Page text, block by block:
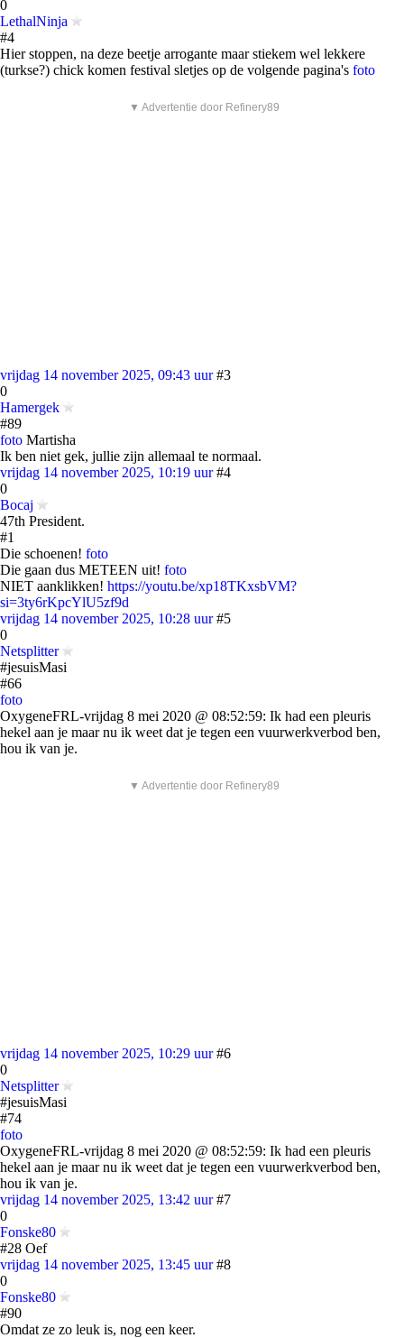
0
LethalNinja
#4
Hier stoppen, na deze beetje arrogante maar stiekem wel lekkere
(turkse?) chick komen festival sletjes op de volgende pagina's foto
▼ Advertentie door Refinery89
vrijdag 14 november 2025, 09:43 uur #3
0
Hamergek
#89
foto Martisha
Ik ben niet gek, jullie zijn allemaal te normaal.
vrijdag 14 november 2025, 10:19 uur #4
0
Bocaj
47th President.
#1
Die schoenen! foto
Die gaan dus METEEN uit! foto
NIET aanklikken! https://youtu.be/xp18TKxsbVM?
si=3ty6rKpcYlU5zf9d
vrijdag 14 november 2025, 10:28 uur #5
0
Netsplitter
#jesuisMasi
#66
foto
OxygeneFRL-vrijdag 8 mei 2020 @ 08:52:59: Ik had een pleuris
hekel aan je maar nu ik weet dat je tegen een vuurwerkverbod ben,
hou ik van je.
▼ Advertentie door Refinery89
vrijdag 14 november 2025, 10:29 uur #6
0
Netsplitter
#jesuisMasi
#74
foto
OxygeneFRL-vrijdag 8 mei 2020 @ 08:52:59: Ik had een pleuris
hekel aan je maar nu ik weet dat je tegen een vuurwerkverbod ben,
hou ik van je.
vrijdag 14 november 2025, 13:42 uur #7
0
Fonske80
#28 Oef
vrijdag 14 november 2025, 13:45 uur #8
0
Fonske80
#90
Omdat ze zo leuk is, nog een keer.